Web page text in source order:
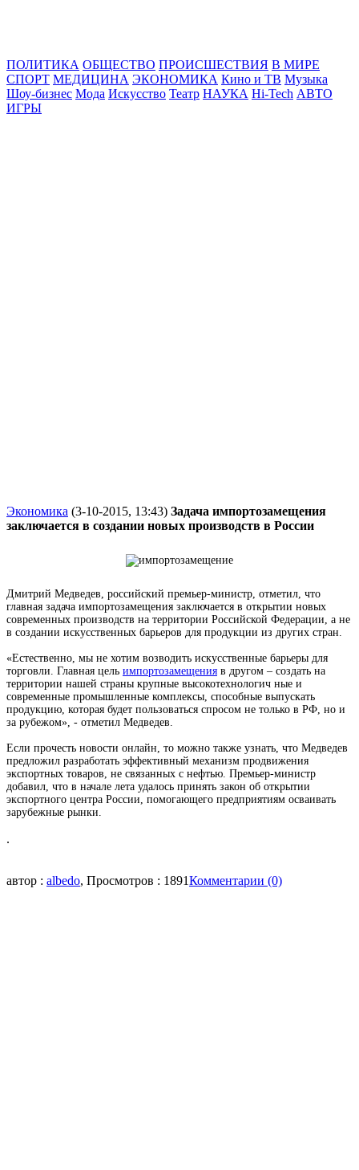
ПОЛИТИКА ОБЩЕСТВО ПРОИСШЕСТВИЯ В МИРЕ
СПОРТ МЕДИЦИНА ЭКОНОМИКА Кино и ТВ Музыка
Шоу-бизнес Мода Искусство Театр НАУКА Hi-Tech АВТО
ИГРЫ
Экономика (3-10-2015, 13:43) Задача импортозамещения
заключается в создании новых производств в России
Дмитрий Медведев, российский премьер-министр, отметил, что
главная задача импортозамещения заключается в открытии новых
современных производств на территории Российской Федерации, а не
в создании искусственных барьеров для продукции из других стран.
«Естественно, мы не хотим возводить искусственные барьеры для
торговли. Главная цель импортозамещения в другом – создать на
территории нашей страны крупные высокотехнологич ные и
современные промышленные комплексы, способные выпускать
продукцию, которая будет пользоваться спросом не только в РФ, но и
за рубежом», - отметил Медведев.
Если прочесть новости онлайн, то можно также узнать, что Медведев
предложил разработать эффективный механизм продвижения
экспортных товаров, не связанных с нефтью. Премьер-министр
добавил, что в начале лета удалось принять закон об открытии
экспортного центра России, помогающего предприятиям осваивать
зарубежные рынки.
.
автор : albedo, Просмотров : 1891Комментарии (0)